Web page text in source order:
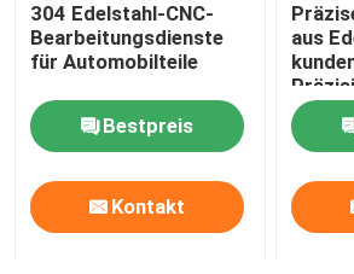
304 Edelstahl-CNC-
Bearbeitungsdienste
für Automobilteile
Bestpreis
Kontakt
aus